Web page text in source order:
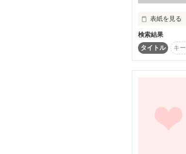
ＧＯ！
表紙を見る
新作、書き始
今、連載中の
『プロフィ
『ＬＯＶＥ
ょければ、
検索結果
タイトル
キ